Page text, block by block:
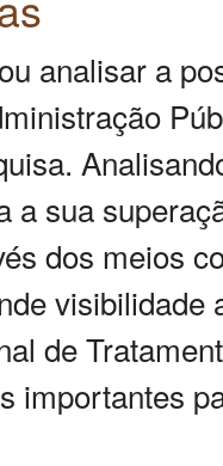
analisar a
a sua
dos meios
de
importantes